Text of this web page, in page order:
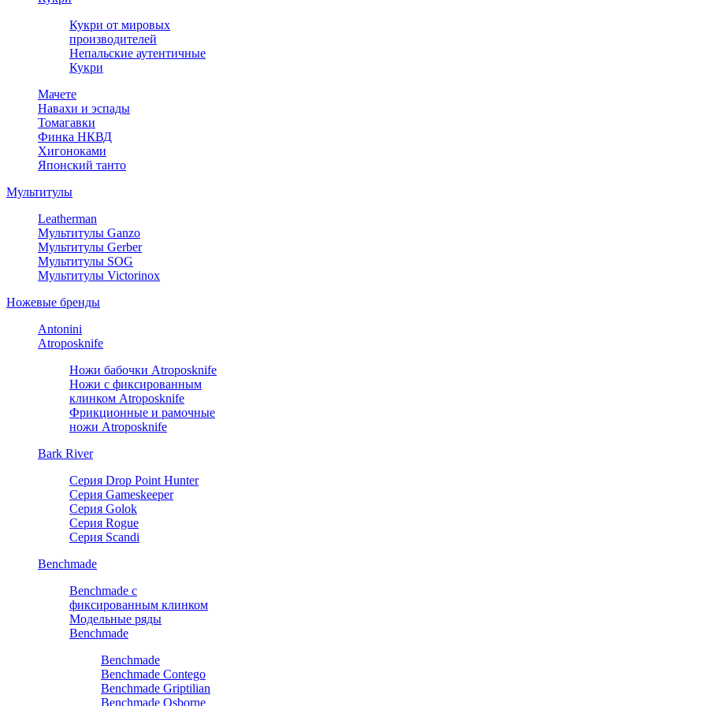
Кукри от мировых
производителей
Непальские аутентичные
Кукри
Мачете
Навахи и эспады
Томагавки
Финка НКВД
Хигоноками
Японский танто
Мультитулы
Leatherman
Мультитулы Ganzo
Мультитулы Gerber
Мультитулы SOG
Мультитулы Victorinox
Ножевые бренды
Antonini
Atroposknife
Ножи бабочки Atroposknife
Ножи с фиксированным
клинком Atroposknife
Фрикционные и рамочные
ножи Atroposknife
Bark River
Серия Drop Point Hunter
Серия Gameskeeper
Серия Golok
Серия Rogue
Серия Scandi
Benchmade
Benchmade с
фиксированным клинком
Модельные ряды
Benchmade
Benchmade
Benchmade Contego
Benchmade Griptilian
Benchmade Osborne